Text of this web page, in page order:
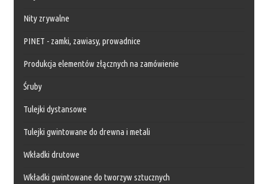
Nity zrywalne
PINET - zamki, zawiasy, prowadnice
Produkcja elementów złącznych na zamówienie
Śruby
Tulejki dystansowe
Tulejki gwintowane do drewna i metali
Wkładki drutowe
Wkładki gwintowane do tworzyw sztucznych